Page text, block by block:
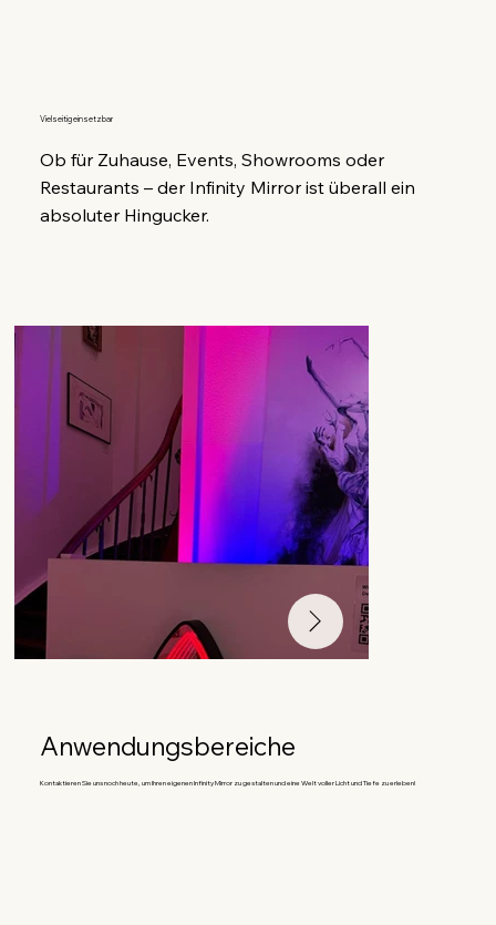
Vielseitig einsetzbar
Ob für Zuhause, Events, Showrooms oder
Restaurants – der Infinity Mirror ist überall ein
absoluter Hingucker.
Anwendungsbereiche
Kontaktieren Sie uns noch heute, um Ihren eigenen Infinity Mirror zu gestalten und eine Welt voller Licht und Tiefe zu erleben!